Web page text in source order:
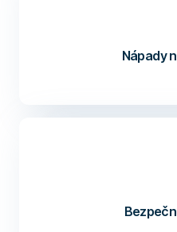
Nápady